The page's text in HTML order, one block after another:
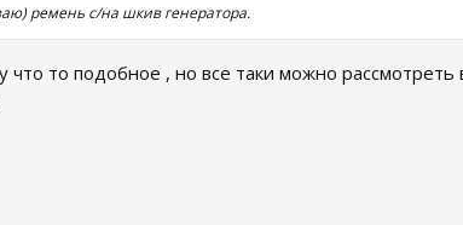
ремень с/на шкив генератора.
то подобное , но все таки можно рассмотреть